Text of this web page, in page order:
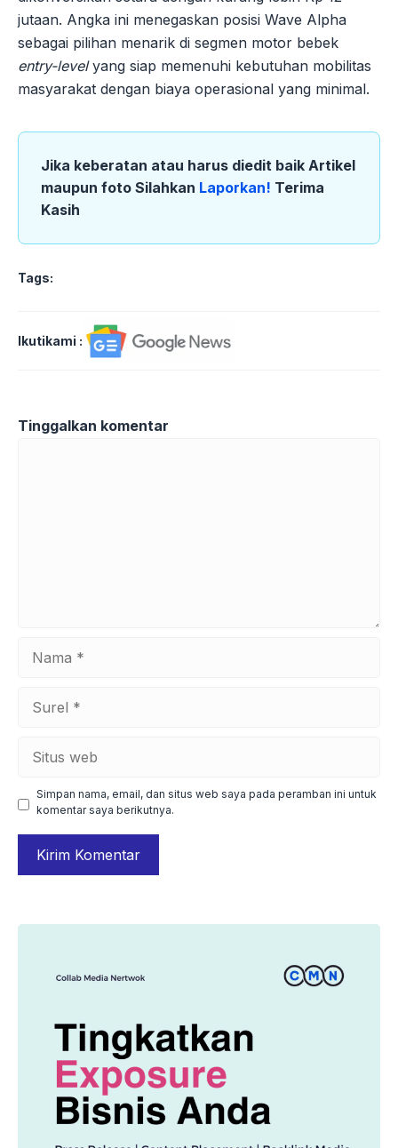
jutaan. Angka ini menegaskan posisi Wave Alpha
sebagai pilihan menarik di segmen motor bebek
entry-levelyang siap memenuhi kebutuhan mobilitas
masyarakat dengan biaya operasional yang minimal.
Jika keberatan atau harus diedit baik Artikel
maupun foto Silahkan Laporkan! Terima
Kasih
Tags:
Ikutikami :
Tinggalkan komentar
web
Simpan nama, email, dan situs web saya pada peramban ini untuk
komentar saya berikutnya.